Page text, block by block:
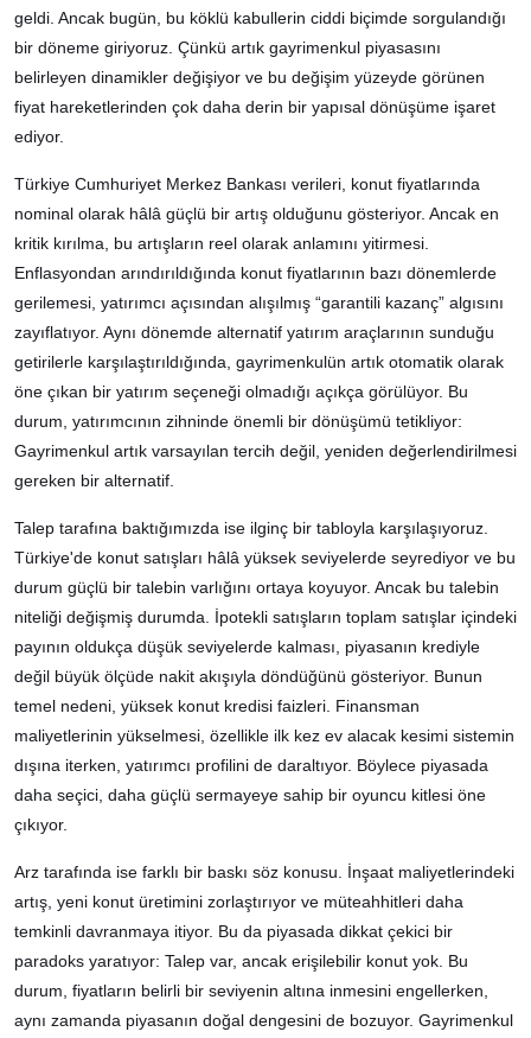
geldi. Ancak bugün, bu köklü kabullerin ciddi biçimde sorgulandığı
bir döneme giriyoruz. Çünkü artık gayrimenkul piyasasını
belirleyen dinamikler değişiyor ve bu değişim yüzeyde görünen
fiyat hareketlerinden çok daha derin bir yapısal dönüşüme işaret
ediyor.
Türkiye Cumhuriyet Merkez Bankası verileri, konut fiyatlarında
nominal olarak hâlâ güçlü bir artış olduğunu gösteriyor. Ancak en
kritik kırılma, bu artışların reel olarak anlamını yitirmesi.
Enflasyondan arındırıldığında konut fiyatlarının bazı dönemlerde
gerilemesi, yatırımcı açısından alışılmış “garantili kazanç” algısını
zayıflatıyor. Aynı dönemde alternatif yatırım araçlarının sunduğu
getirilerle karşılaştırıldığında, gayrimenkulün artık otomatik olarak
öne çıkan bir yatırım seçeneği olmadığı açıkça görülüyor. Bu
durum, yatırımcının zihninde önemli bir dönüşümü tetikliyor:
Gayrimenkul artık varsayılan tercih değil, yeniden değerlendirilmesi
gereken bir alternatif.
Talep tarafına baktığımızda ise ilginç bir tabloyla karşılaşıyoruz.
Türkiye'de konut satışları hâlâ yüksek seviyelerde seyrediyor ve bu
durum güçlü bir talebin varlığını ortaya koyuyor. Ancak bu talebin
niteliği değişmiş durumda. İpotekli satışların toplam satışlar içindeki
payının oldukça düşük seviyelerde kalması, piyasanın krediyle
değil büyük ölçüde nakit akışıyla döndüğünü gösteriyor. Bunun
temel nedeni, yüksek konut kredisi faizleri. Finansman
maliyetlerinin yükselmesi, özellikle ilk kez ev alacak kesimi sistemin
dışına iterken, yatırımcı profilini de daraltıyor. Böylece piyasada
daha seçici, daha güçlü sermayeye sahip bir oyuncu kitlesi öne
çıkıyor.
Arz tarafında ise farklı bir baskı söz konusu. İnşaat maliyetlerindeki
artış, yeni konut üretimini zorlaştırıyor ve müteahhitleri daha
temkinli davranmaya itiyor. Bu da piyasada dikkat çekici bir
paradoks yaratıyor: Talep var, ancak erişilebilir konut yok. Bu
durum, fiyatların belirli bir seviyenin altına inmesini engellerken,
aynı zamanda piyasanın doğal dengesini de bozuyor. Gayrimenkul